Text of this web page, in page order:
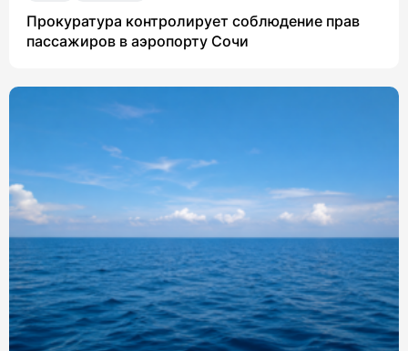
Прокуратура контролирует соблюдение прав
пассажиров в аэропорту Сочи